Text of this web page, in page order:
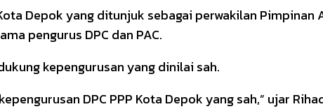
Depok yang ditunjuk sebagai perwakilan Pimpinan
pengurus DPC dan PAC.
kepengurusan yang dinilai sah.
DPC PPP Kota Depok yang sah,” ujar